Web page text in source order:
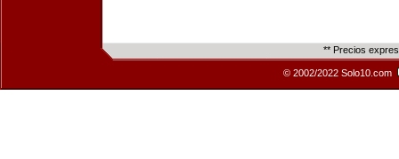
** Precios
© 2002/2022 Solo10.com